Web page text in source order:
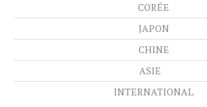
CORÉE
JAPON
CHINE
ASIE
INTERNATIONAL